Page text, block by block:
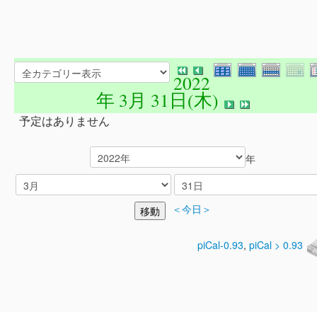
2022
年 3月 31日(木)
予定はありません
年
＜今日＞
piCal-0.93, piCal > 0.93